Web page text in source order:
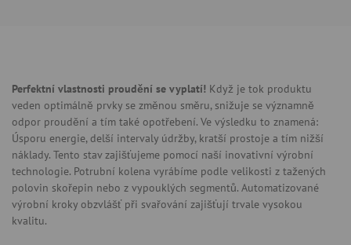
Perfektní vlastnosti proudění se vyplatí! Když je tok produktu
veden optimálně prvky se změnou směru, snižuje se významně
odpor proudění a tím také opotřebení. Ve výsledku to znamená:
Úsporu energie, delší intervaly údržby, kratší prostoje a tím nižší
náklady. Tento stav zajišťujeme pomocí naší inovativní výrobní
technologie. Potrubní kolena vyrábíme podle velikosti z tažených
polovin skořepin nebo z vypouklých segmentů. Automatizované
výrobní kroky obzvlášť při svařování zajišťují trvale vysokou
kvalitu.